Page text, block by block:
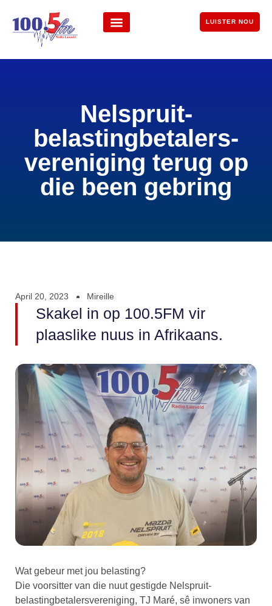
LUISTER NOU
Nelspruit-
belastingbetalers-
vereniging terug op
die been gebring
April 20, 2023 Mireille
Skakel in op 100.5FM vir
plaaslike nuus in Afrikaans.
Wat gebeur met jou belasting?
Die voorsitter van die nuut gestigde Nelspruit-
belastingbetalersvereniging, TJ Maré, sê inwoners van